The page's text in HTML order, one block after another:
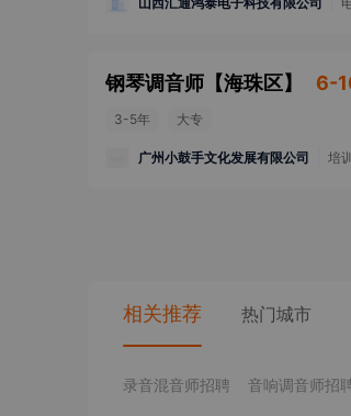
钢琴调音师 【海珠区】 6-
3-5年 大专
广州小鼓手文化发展有限公司 培
相关推荐 热门城市
录音混音师招聘 音响调音师招